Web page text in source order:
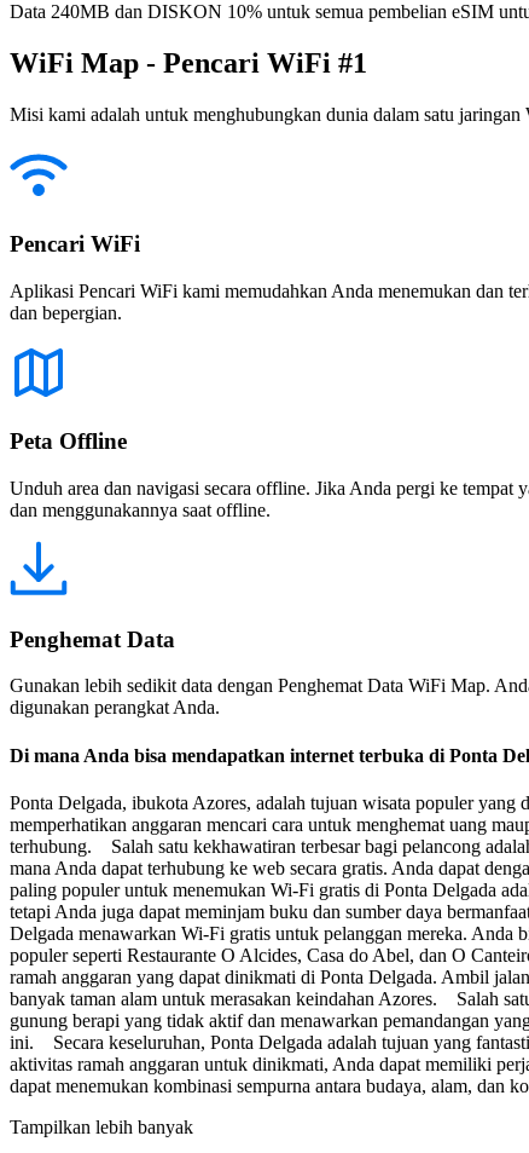
Data 240MB dan DISKON 10% untuk semua pembelian eSIM
WiFi Map - Pencari WiFi #1
Misi kami adalah untuk menghubungkan dunia dalam satu
Pencari WiFi
Aplikasi Pencari WiFi kami memudahkan Anda menemukan dan
dan bepergian.
Peta Offline
Unduh area dan navigasi secara offline. Jika Anda pergi ke tempat
dan menggunakannya saat offline.
Penghemat Data
Gunakan lebih sedikit data dengan Penghemat Data WiFi Map.
digunakan perangkat Anda.
Di mana Anda bisa mendapatkan internet terbuka di Ponta
Ponta Delgada, ibukota Azores, adalah tujuan wisata populer
memperhatikan anggaran mencari cara untuk menghemat uang
terhubung. Salah satu kekhawatiran terbesar bagi pelancong
mana Anda dapat terhubung ke web secara gratis. Anda dapat
paling populer untuk menemukan Wi-Fi gratis di Ponta Delgada
tetapi Anda juga dapat meminjam buku dan sumber daya
Delgada menawarkan Wi-Fi gratis untuk pelanggan mereka. Anda
populer seperti Restaurante O Alcides, Casa do Abel, dan O
ramah anggaran yang dapat dinikmati di Ponta Delgada. Ambil
banyak taman alam untuk merasakan keindahan Azores. Salah
gunung berapi yang tidak aktif dan menawarkan pemandangan
ini. Secara keseluruhan, Ponta Delgada adalah tujuan yang
aktivitas ramah anggaran untuk dinikmati, Anda dapat memiliki
dapat menemukan kombinasi sempurna antara budaya, alam, dan
Tampilkan lebih banyak